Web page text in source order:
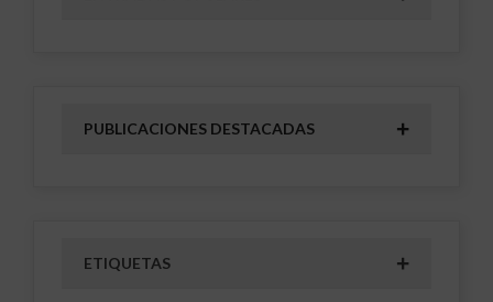
PUBLICACIONES DESTACADAS
ETIQUETAS